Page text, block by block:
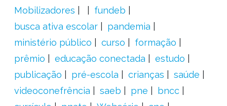
Mobilizadores
fundeb
busca ativa escolar
pandemia
ministério público
curso
formação
prêmio
educação conectada
estudo
publicação
pré-escola crianças
saúde
videoconefrência
saeb pne
bncc